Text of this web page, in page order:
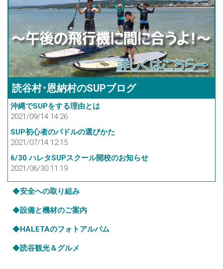
読谷村･恩納村のSUPブログ
沖縄でSUPをする理由とは
2021/09/14 14:26
SUP初心者のパドルの選びかた
2021/07/14 12:15
6/30 ハレタSUPスクール開校のお知らせ
2021/06/30 11:19
◆安全への取り組み
◆設備と機材のご案内
◆HALETAのフォトアルバム
◆読谷観光＆グルメ